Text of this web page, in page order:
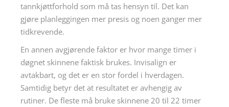
tannkjøttforhold som må tas hensyn til. Det kan
gjøre planleggingen mer presis og noen ganger mer
tidkrevende.
En annen avgjørende faktor er hvor mange timer i
døgnet skinnene faktisk brukes. Invisalign er
avtakbart, og det er en stor fordel i hverdagen.
Samtidig betyr det at resultatet er avhengig av
rutiner. De fleste må bruke skinnene 20 til 22 timer